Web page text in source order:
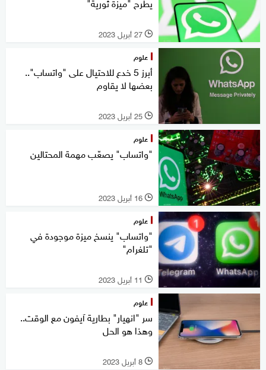
l 27 أبريل 2023
علوم
أبرز 5 خدع للاحتيال على "واتساب"..
بعضها لا يقاوم
l 25 أبريل 2023
علوم
"واتساب" يصعّب مهمة المحتالين
l 16 أبريل 2023
علوم
"واتساب" ينسخ ميزة موجودة في
"تلغرام"
l 11 أبريل 2023
علوم
سر "انهيار" بطارية آيفون مع الوقت..
وهذا هو الحل
l 8 أبريل 2023